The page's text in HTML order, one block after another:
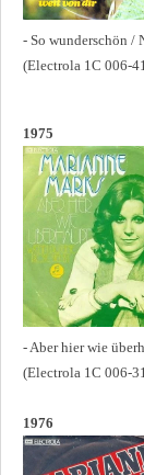
- So wunderschön /
(Electrola 1C 006-
1975
- Aber hier wie
(Electrola 1C 006-
1976